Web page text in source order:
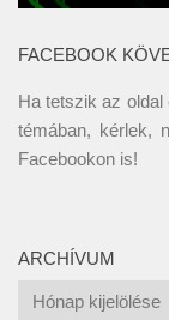
FACEBOOK
Ha tetszik az
témában, kérlek,
Facebookon is!
ARCHÍVUM
Archívum